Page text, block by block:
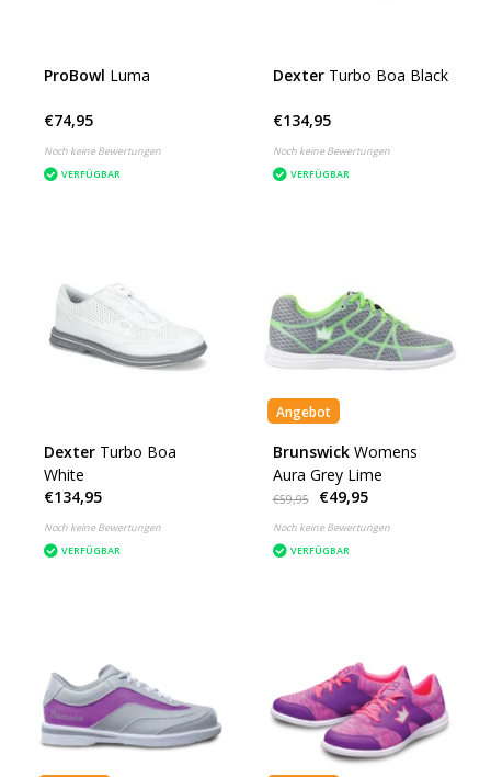
ProBowl Luma
€74,95
Noch keine Bewertungen
VERFÜGBAR
Dexter Turbo Boa Black
€134,95
Noch keine Bewertungen
VERFÜGBAR
Dexter Turbo Boa
White
€134,95
Noch keine Bewertungen
VERFÜGBAR
Angebot
Brunswick Womens
Aura Grey Lime
€59,95 €49,95
Noch keine Bewertungen
VERFÜGBAR